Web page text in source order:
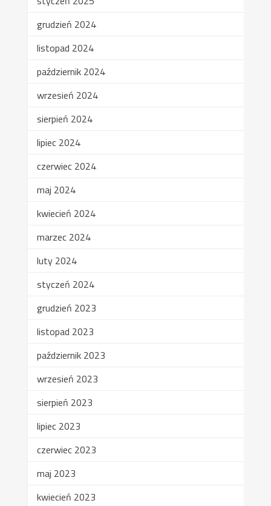
grudzień 2024
listopad 2024
październik 2024
wrzesień 2024
sierpień 2024
lipiec 2024
czerwiec 2024
maj 2024
kwiecień 2024
marzec 2024
luty 2024
styczeń 2024
grudzień 2023
listopad 2023
październik 2023
wrzesień 2023
sierpień 2023
lipiec 2023
czerwiec 2023
maj 2023
kwiecień 2023